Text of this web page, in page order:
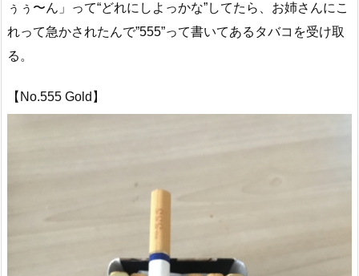
ぅぅ〜ん」って“どれにしよっかな”してたら、お姉さんにこ
れって急かされたんで”555”って書いてあるタバコを受け取
る。
【No.555 Gold】